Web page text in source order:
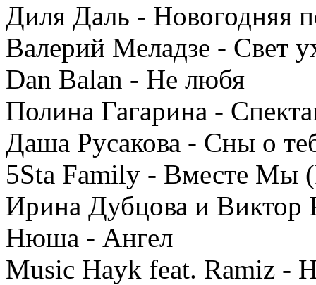
Диля Даль - Новогодняя
Валерий Меладзе - Свет
Dan Balan - Не любя
Полина Гагарина -
Даша Русакова - Сны о
5Sta Family - Вместе Мы
Ирина Дубцова и Виктор
Нюша - Ангел
Music Hayk feat. Ramiz -